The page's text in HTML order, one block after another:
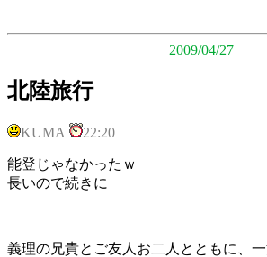
2009/04/27
北陸旅行
KUMA 22:20
能登じゃなかったｗ
長いので続きに
義理の兄貴とご友人お二人とともに、一